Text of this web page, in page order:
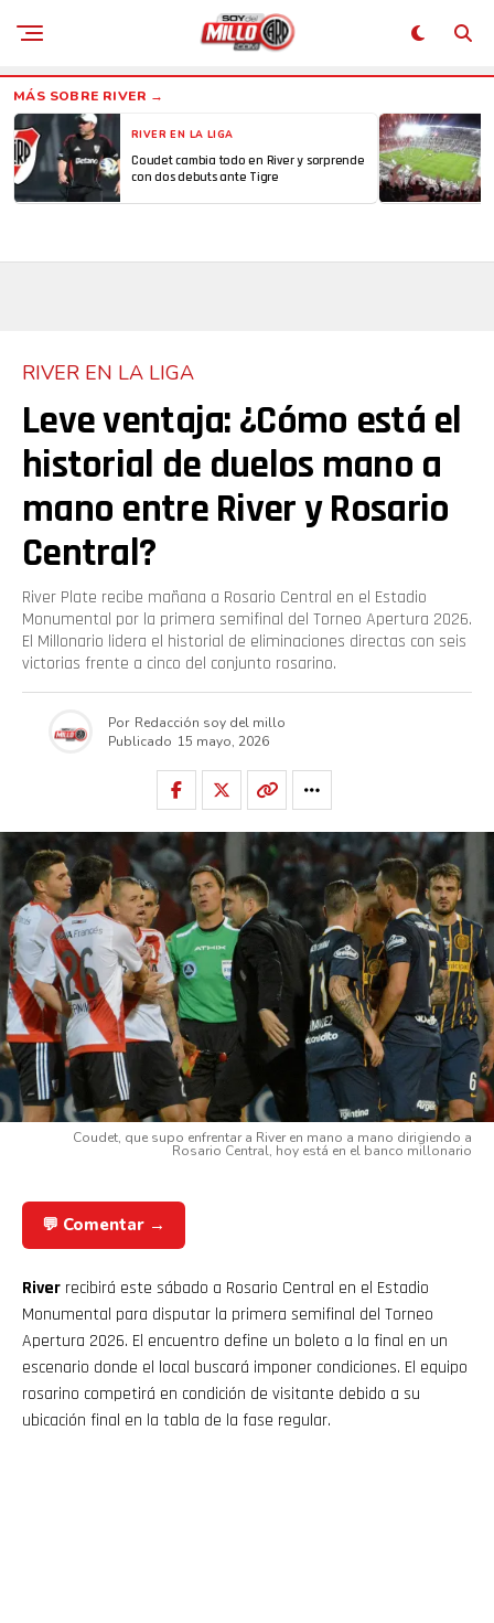
RIVER EN LA LIGA
Coudet cambia todo en River y sorprende
con dos debuts ante Tigre
RIVER EN LA LIGA
Leve ventaja: ¿Cómo está el
historial de duelos mano a
mano entre River y Rosario
Central?
River Plate recibe mañana a Rosario Central en el Estadio
Monumental por la primera semifinal del Torneo Apertura 2026.
El Millonario lidera el historial de eliminaciones directas con seis
victorias frente a cinco del conjunto rosarino.
Por Redacción soy del millo
Publicado 15 mayo, 2026
Coudet, que supo enfrentar a River en mano a mano dirigiendo a
Rosario Central, hoy está en el banco millonario
💬 Comentar →
River recibirá este sábado a Rosario Central en el Estadio
Monumental para disputar la primera semifinal del Torneo
Apertura 2026. El encuentro define un boleto a la final en un
escenario donde el local buscará imponer condiciones. El equipo
rosarino competirá en condición de visitante debido a su
ubicación final en la tabla de la fase regular.